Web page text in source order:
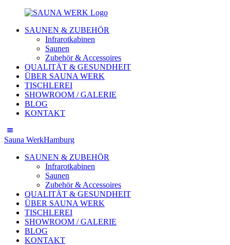
SAUNEN & ZUBEHÖR
Infrarotkabinen
Saunen
Zubehör & Accessoires
QUALITÄT & GESUNDHEIT
ÜBER SAUNA WERK
TISCHLEREI
SHOWROOM / GALERIE
BLOG
KONTAKT
Sauna WerkHamburg
SAUNEN & ZUBEHÖR
Infrarotkabinen
Saunen
Zubehör & Accessoires
QUALITÄT & GESUNDHEIT
ÜBER SAUNA WERK
TISCHLEREI
SHOWROOM / GALERIE
BLOG
KONTAKT